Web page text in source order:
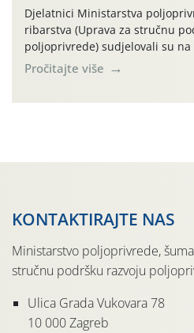
Djelatnici Ministarstva
ribarstva (Uprava za stručnu
poljoprivrede) sudjelovali su
forumu, održanom 24.07.2026.
tradicije u Putnikovićima na
Pročitajte više
KONTAKTIRAJTE NAS
Ministarstvo poljoprivrede,
stručnu podršku razvoju
Ulica Grada Vukovara 78
10 000 Zagreb